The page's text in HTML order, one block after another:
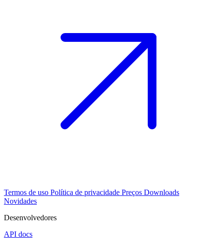
Termos de uso Política de privacidade Preços Downloads
Novidades
Desenvolvedores
API docs